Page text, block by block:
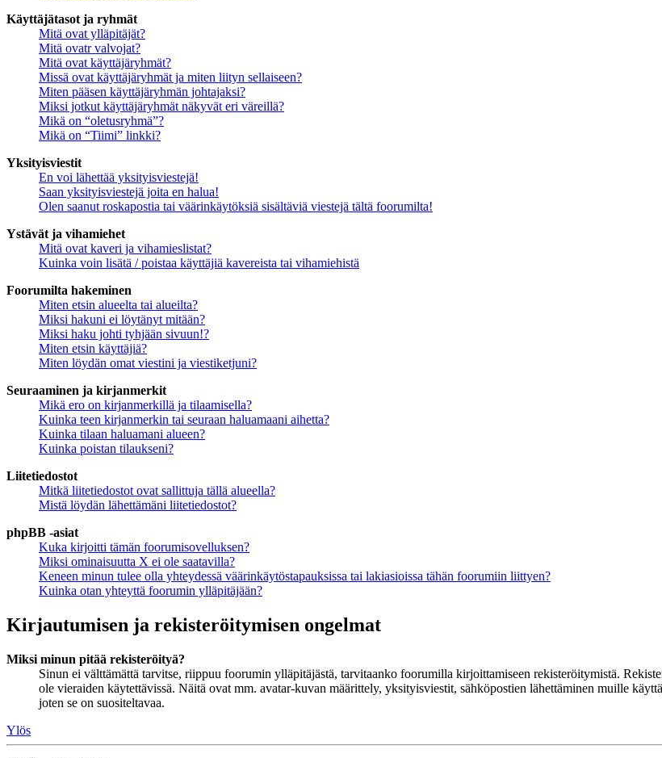
Käyttäjätasot ja ryhmät
Mitä ovat ylläpitäjät?
Mitä ovatr valvojat?
Mitä ovat käyttäjäryhmät?
Missä ovat käyttäjäryhmät ja miten liityn sellaiseen?
Miten pääsen käyttäjäryhmän johtajaksi?
Miksi jotkut käyttäjäryhmät näkyvät eri väreillä?
Mikä on “oletusryhmä”?
Mikä on “Tiimi” linkki?
Yksityisviestit
En voi lähettää yksityisviestejä!
Saan yksityisviestejä joita en halua!
Olen saanut roskapostia tai väärinkäytöksiä sisältäviä viestejä tältä foorumilta!
Ystävät ja vihamiehet
Mitä ovat kaveri ja vihamieslistat?
Kuinka voin lisätä / poistaa käyttäjiä kavereista tai vihamiehistä
Foorumilta hakeminen
Miten etsin alueelta tai alueilta?
Miksi hakuni ei löytänyt mitään?
Miksi haku johti tyhjään sivuun!?
Miten etsin käyttäjiä?
Miten löydän omat viestini ja viestiketjuni?
Seuraaminen ja kirjanmerkit
Mikä ero on kirjanmerkillä ja tilaamisella?
Kuinka teen kirjanmerkin tai seuraan haluamaani aihetta?
Kuinka tilaan haluamani alueen?
Kuinka poistan tilaukseni?
Liitetiedostot
Mitkä liitetiedostot ovat sallittuja tällä alueella?
Mistä löydän lähettämäni liitetiedostot?
phpBB -asiat
Kuka kirjoitti tämän foorumisovelluksen?
Miksi ominaisuutta X ei ole saatavilla?
Keneen minun tulee olla yhteydessä väärinkäytöstapauksissa tai lakiasioissa tähän foorumiin liittyen?
Kuinka otan yhteyttä foorumin ylläpitäjään?
Kirjautumisen ja rekisteröitymisen ongelmat
Miksi minun pitää rekisteröityä?
Sinun ei välttämättä tarvitse, riippuu foorumin ylläpitäjästä, tarvitaanko foorumilla kirjoittamiseen rekisteröitymistä.
ole vieraiden käytettävissä. Näitä ovat mm. avatar-kuvan määrittely, yksityisviestit, sähköpostien lähettäminen muille
joten se on suositeltavaa.
Ylös